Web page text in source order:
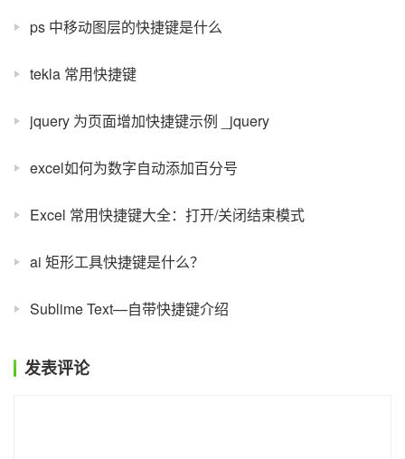
ps 中移动图层的快捷键是什么
tekla 常用快捷键
jquery 为页面增加快捷键示例 _jquery
excel如何为数字自动添加百分号
Excel 常用快捷键大全：打开/关闭结束模式
ai 矩形工具快捷键是什么？
Sublime Text—自带快捷键介绍
发表评论